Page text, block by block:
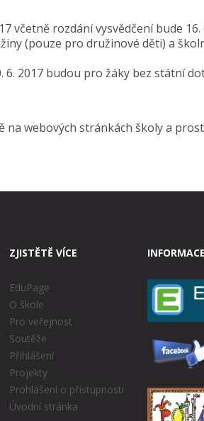
včetně rozdání vysvědčení bude 16.
(pouze pro družinové děti) a
6. 2017 budou pro žáky bez státní
webových stránkách školy a
ZJISTĚTĚ VÍCE
EduPage
O škole
Pro veřejnost
Soutěže
Přihlášení
Projekty
Prohlášení o přístupnosti
Úvodní stránka
INFORMACE